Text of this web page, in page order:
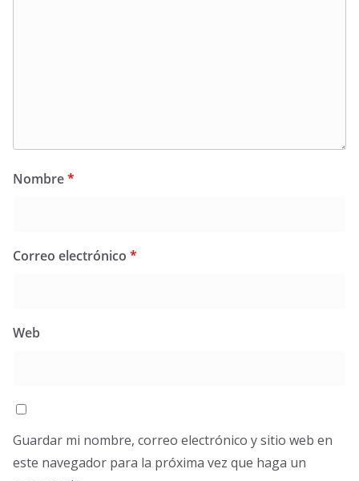
Nombre*
Correo electrónico *
Web
Guardar mi nombre, correo electrónico y sitio web en
este navegador para la próxima vez que haga un